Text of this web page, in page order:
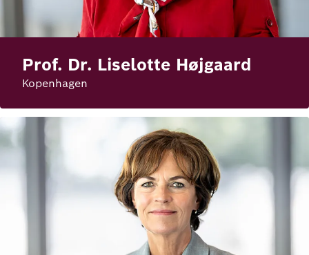
Prof. Dr. Liselotte Højgaard
Kopenhagen
Bild